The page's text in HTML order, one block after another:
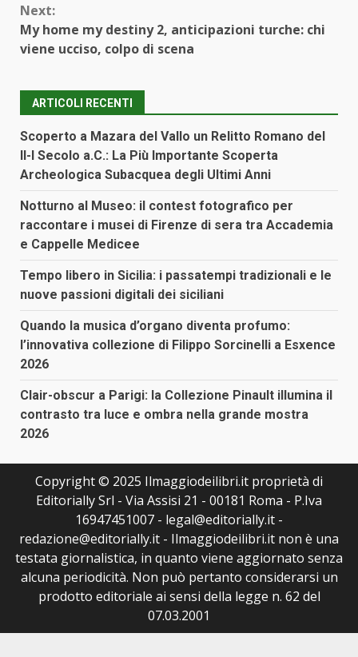
Next:
My home my destiny 2, anticipazioni turche: chi
viene ucciso, colpo di scena
ARTICOLI RECENTI
Scoperto a Mazara del Vallo un Relitto Romano del
II-I Secolo a.C.: La Più Importante Scoperta
Archeologica Subacquea degli Ultimi Anni
Notturno al Museo: il contest fotografico per
raccontare i musei di Firenze di sera tra Accademia
e Cappelle Medicee
Tempo libero in Sicilia: i passatempi tradizionali e le
nuove passioni digitali dei siciliani
Quando la musica d’organo diventa profumo:
l’innovativa collezione di Filippo Sorcinelli a Esxence
2026
Clair-obscur a Parigi: la Collezione Pinault illumina il
contrasto tra luce e ombra nella grande mostra
2026
Copyright © 2025 Ilmaggiodeilibri.it proprietà di
Editorially Srl - Via Assisi 21 - 00181 Roma - P.Iva
16947451007 - legal@editorially.it -
redazione@editorially.it - Ilmaggiodeilibri.it non è una
testata giornalistica, in quanto viene aggiornato senza
alcuna periodicità. Non può pertanto considerarsi un
prodotto editoriale ai sensi della legge n. 62 del
07.03.2001